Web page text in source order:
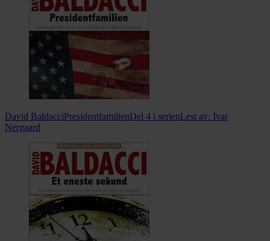
David BaldacciPresidentfamilienDel 4 i serienLest av: Ivar
Nergaard